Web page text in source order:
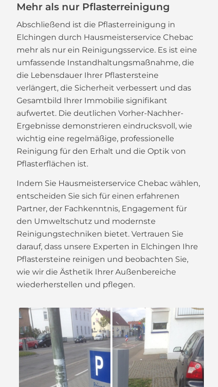
Mehr als nur Pflasterreinigung
Abschließend ist die Pflasterreinigung in
Elchingen durch Hausmeisterservice Chebac
mehr als nur ein Reinigungsservice. Es ist eine
umfassende Instandhaltungsmaßnahme, die
die Lebensdauer Ihrer Pflastersteine
verlängert, die Sicherheit verbessert und das
Gesamtbild Ihrer Immobilie signifikant
aufwertet. Die deutlichen Vorher-Nachher-
Ergebnisse demonstrieren eindrucksvoll, wie
wichtig eine regelmäßige, professionelle
Reinigung für den Erhalt und die Optik von
Pflasterflächen ist.
Indem Sie Hausmeisterservice Chebac wählen,
entscheiden Sie sich für einen erfahrenen
Partner, der Fachkenntnis, Engagement für
den Umweltschutz und modernste
Reinigungstechniken bietet. Vertrauen Sie
darauf, dass unsere Experten in Elchingen Ihre
Pflastersteine reinigen und beobachten Sie,
wie wir die Ästhetik Ihrer Außenbereiche
wiederherstellen und pflegen.